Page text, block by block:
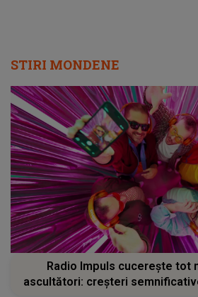
STIRI MONDENE
Radio Impuls cucerește tot
ascultători: creșteri